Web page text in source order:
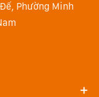
Phường Minh